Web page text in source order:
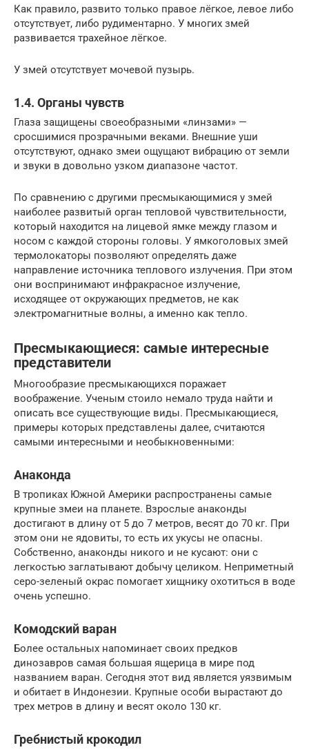
Как правило, развито только правое лёгкое, левое либо
отсутствует, либо рудиментарно. У многих змей
развивается трахейное лёгкое.
У змей отсутствует мочевой пузырь.
1.4. Органы чувств
Глаза защищены своеобразными «линзами» —
сросшимися прозрачными веками. Внешние уши
отсутствуют, однако змеи ощущают вибрацию от земли
и звуки в довольно узком диапазоне частот.
По сравнению с другими пресмыкающимися у змей
наиболее развитый орган тепловой чувствительности,
который находится на лицевой ямке между глазом и
носом с каждой стороны головы. У ямкоголовых змей
термолокаторы позволяют определять даже
направление источника теплового излучения. При этом
они воспринимают инфракрасное излучение,
исходящее от окружающих предметов, не как
электромагнитные волны, а именно как тепло.
Пресмыкающиеся: самые интересные
представители
Многообразие пресмыкающихся поражает
воображение. Ученым стоило немало труда найти и
описать все существующие виды. Пресмыкающиеся,
примеры которых представлены далее, считаются
самыми интересными и необыкновенными:
Анаконда
В тропиках Южной Америки распространены самые
крупные змеи на планете. Взрослые анаконды
достигают в длину от 5 до 7 метров, весят до 70 кг. При
этом они не ядовиты, то есть их укусы не опасны.
Собственно, анаконды никого и не кусают: они с
легкостью заглатывают добычу целиком. Неприметный
серо-зеленый окрас помогает хищнику охотиться в воде
очень успешно.
Комодский варан
Более остальных напоминает своих предков
динозавров самая большая ящерица в мире под
названием варан. Сегодня этот вид является уязвимым
и обитает в Индонезии. Крупные особи вырастают до
трех метров в длину и весят около 130 кг.
Гребнистый крокодил